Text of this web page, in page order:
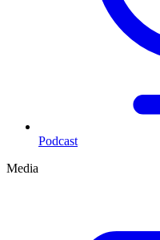
Podcast
Media